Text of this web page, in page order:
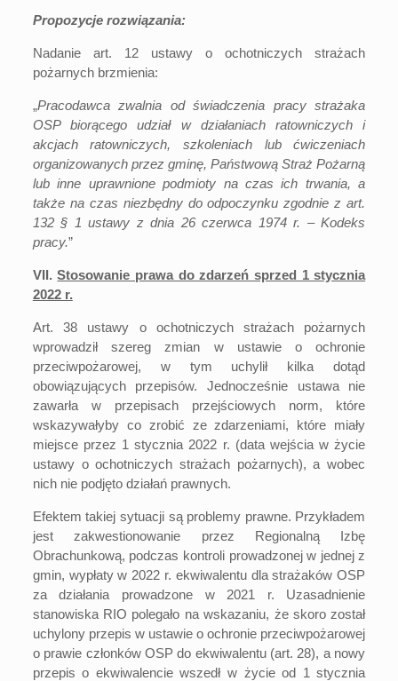
Propozycje rozwiązania:
Nadanie art. 12 ustawy o ochotniczych strażach
pożarnych brzmienia:
„Pracodawca zwalnia od świadczenia pracy strażaka
OSP biorącego udział w działaniach ratowniczych i
akcjach ratowniczych, szkoleniach lub ćwiczeniach
organizowanych przez gminę, Państwową Straż Pożarną
lub inne uprawnione podmioty na czas ich trwania, a
także na czas niezbędny do odpoczynku zgodnie zart.
132 § 1 ustawy z dnia 26 czerwca 1974 r. – Kodeks
pracy.”
VII.Stosowanie prawa do zdarzeń sprzed 1 stycznia
2022 r.
Art. 38 ustawy o ochotniczych strażach pożarnych
wprowadził szereg zmian w ustawie o ochronie
przeciwpożarowej, w tym uchylił kilka dotąd
obowiązujących przepisów. Jednocześnie ustawa nie
zawarła w przepisach przejściowych norm, które
wskazywałyby co zrobić ze zdarzeniami, które miały
miejsce przez 1 stycznia 2022 r. (data wejścia w życie
ustawy o ochotniczych strażach pożarnych), a wobec
nich nie podjęto działań prawnych.
Efektem takiej sytuacji są problemy prawne. Przykładem
jest zakwestionowanie przez Regionalną Izbę
Obrachunkową, podczas kontroli prowadzonej w jednej z
gmin, wypłaty w 2022 r. ekwiwalentu dla strażaków OSP
za działania prowadzone w 2021 r. Uzasadnienie
stanowiska RIO polegało na wskazaniu, że skoro został
uchylony przepis w ustawie o ochronie przeciwpożarowej
o prawie członków OSP do ekwiwalentu (art. 28), a nowy
przepis o ekwiwalencie wszedł w życie od 1 stycznia